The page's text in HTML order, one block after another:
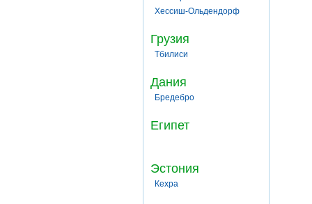
Хессиш-Ольдендорф
Грузия
Тбилиси
Дания
Бредебро
Египет
Эстония
Кехра